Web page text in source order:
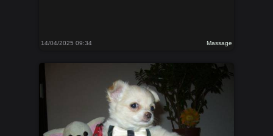
14/04/2025 09:34 Massage